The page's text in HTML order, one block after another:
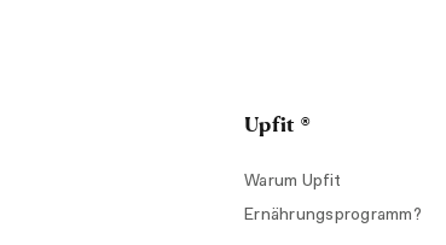
Upfit ®
Warum Upfit
Ernährungsprogramm?